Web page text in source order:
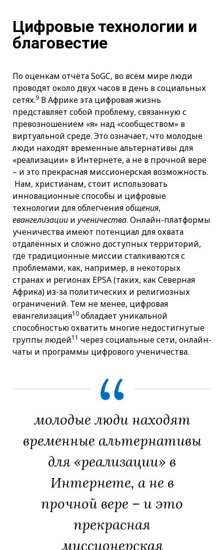
Цифровые технологии и
благовестие
По оценкам отчёта SoGC, во всём мире люди
проводят около двух часов в день в социальных
сетях.9 В Африке эта цифровая жизнь
представляет собой проблему, связанную с
превозношением «я» над «сообществом» в
виртуальной среде. Это означает, что молодые
люди находят временные альтернативы для
«реализации» в Интернете, а не в прочной вере
– и это прекрасная миссионерская возможность.
Нам, христианам, стоит использовать
инновационные способы и цифровые
технологии для облегченияобщения,
евангелизации и ученичества. Онлайн-платформы
ученичества имеют потенциал для охвата
отдалённых и сложно доступных территорий,
где традиционные миссии сталкиваются с
проблемами, как, например, в некоторых
странах и регионах EPSA (таких, как Северная
Африка) из-за политических и религиозных
ограничений. Тем не менее, цифровая
евангелизация10 обладает уникальной
способностью охватить многие недостигнутые
группы людей11 через социальные сети, онлайн-
чаты и программы цифрового ученичества.
молодые люди находят
временные альтернативы
для «реализации» в
Интернете, а не в
прочной вере – и это
прекрасная
миссионерская